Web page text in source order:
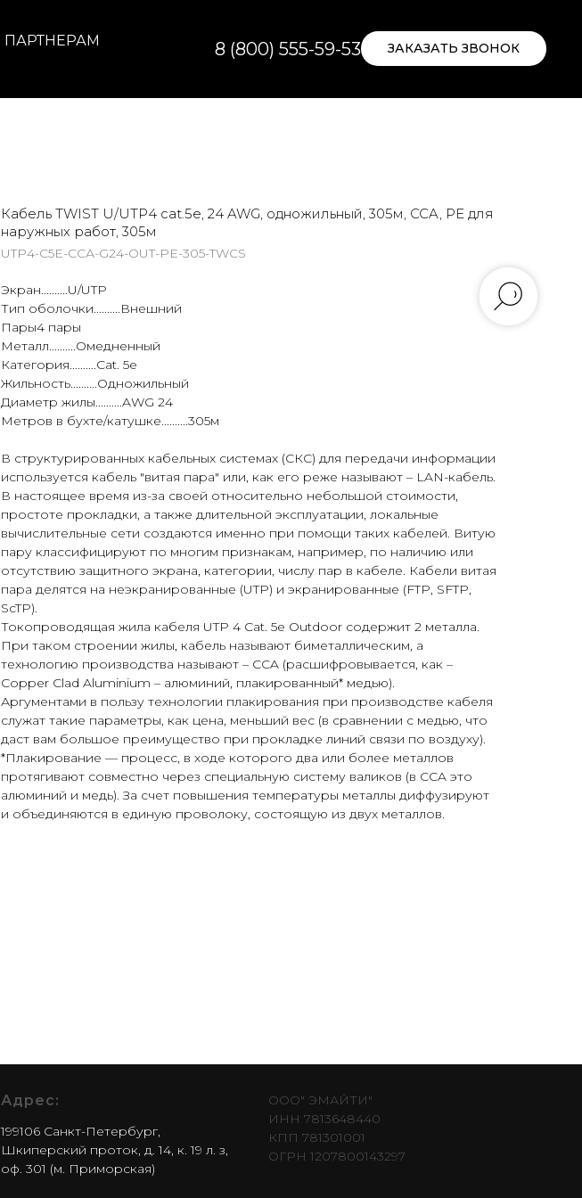
ПАРТНЕРАМ
8 (800) 555-59-53 ЗАКАЗАТЬ ЗВОНОК
Кабель TWIST U/UTP4 cat.5e, 24 AWG, одножильный, 305м, CCA, PE для
наружных работ, 305м
UTP4-C5E-ССА-G24-OUT-PE-305-TWCS
Экран..........U/UTP
Тип оболочки..........Внешний
Пары4 пары
Металл..........Омедненный
Категория..........Cat. 5e
Жильность..........Одножильный
Диаметр жилы..........AWG 24
Метров в бухте/катушке..........305м
В структурированных кабельных системах (СКС) для передачи информации
используется кабель "витая пара" или, как его реже называют – LAN-кабель.
В настоящее время из-за своей относительно небольшой стоимости,
простоте прокладки, а также длительной эксплуатации, локальные
вычислительные сети создаются именно при помощи таких кабелей. Витую
пару классифицируют по многим признакам, например, по наличию или
отсутствию защитного экрана, категории, числу пар в кабеле. Кабели витая
пара делятся на неэкранированные (UTP) и экранированные (FTP, SFTP,
ScTP).
Токопроводящая жила кабеля UTP 4 Cat. 5e Outdoor содержит 2 металла.
При таком строении жилы, кабель называют биметаллическим, а
технологию производства называют – CCA (расшифровывается, как –
Copper Clad Aluminium – алюминий, плакированный* медью).
Аргументами в пользу технологии плакирования при производстве кабеля
служат такие параметры, как цена, меньший вес (в сравнении с медью, что
даст вам большое преимущество при прокладке линий связи по воздуху).
*Плакирование — процесс, в ходе которого два или более металлов
протягивают совместно через специальную систему валиков (в CCA это
алюминий и медь). За счет повышения температуры металлы диффузируют
и объединяются в единую проволоку, состоящую из двух металлов.
Адрес:
199106 Санкт-Петербург,
Шкиперский проток, д. 14, к. 19 л. з,
оф. 301 (м. Приморская)
ООО" ЭМАЙТИ"
ИНН 7813648440
КПП 781301001
ОГРН 1207800143297